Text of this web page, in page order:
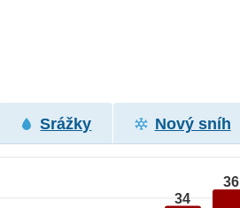
Srážky Nový sníh
34
36